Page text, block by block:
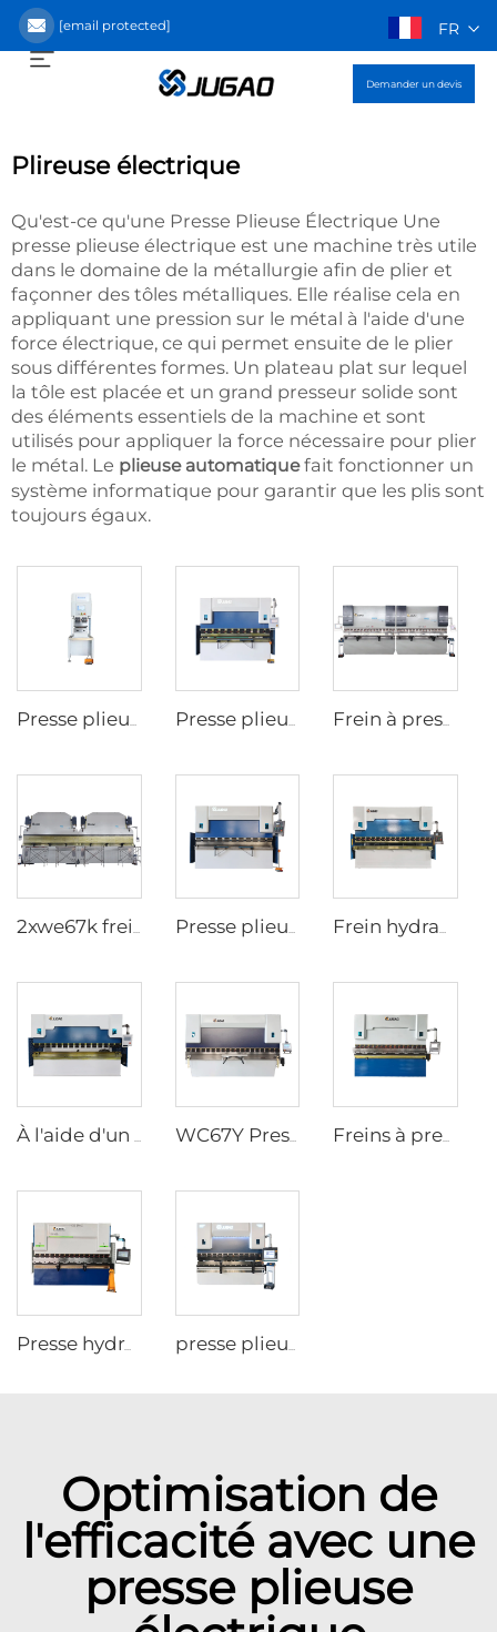
[email protected] FR
Demander un devis
Plireuse électrique
Qu'est-ce qu'une Presse Plieuse Électrique Une
presse plieuse électrique est une machine très utile
dans le domaine de la métallurgie afin de plier et
façonner des tôles métalliques. Elle réalise cela en
appliquant une pression sur le métal à l'aide d'une
force électrique, ce qui permet ensuite de le plier
sous différentes formes. Un plateau plat sur lequel
la tôle est placée et un grand presseur solide sont
des éléments essentiels de la machine et sont
utilisés pour appliquer la force nécessaire pour plier
le métal. Le plieuse automatiquefait fonctionner un
système informatique pour garantir que les plis sont
toujours égaux.
2xwe67k frein à pression en tandem pour poteau lumineux Presse plieuse hydraulique WC67K Avec Contrôleur E22 Frein hydraulique à pression wc67k avec régulateur e21
WC67Y Presse hydraulique avec contrôleur CNC E300
Optimisation de
l'efficacité avec une
presse plieuse